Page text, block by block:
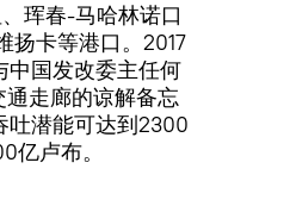
珲春-马哈林诺口
扬卡等港口。2017
中国发改委主任何
通走廊的谅解备忘
吐潜能可达到2300
亿卢布。